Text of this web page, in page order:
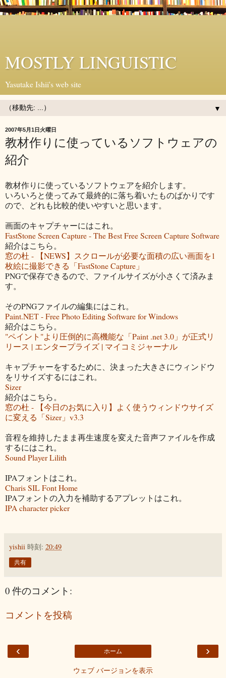
MOSTLY LINGUISTIC
Yasutake Ishii's web site
▼
2007年5月1日火曜日
教材作りに使っているソフトウェアの
紹介
教材作りに使っているソフトウェアを紹介します。
いろいろと使ってみて最終的に落ち着いたものばかりです
ので、どれも比較的使いやすいと思います。
画面のキャプチャーにはこれ。
FastStone Screen Capture - The Best Free Screen Capture Software
紹介はこちら。
窓の杜 - 【NEWS】スクロールが必要な面積の広い画面を1
枚絵に撮影できる「FastStone Capture」
PNGで保存できるので、ファイルサイズが小さくて済みま
す。
そのPNGファイルの編集にはこれ。
Paint.NET - Free Photo Editing Software for Windows
紹介はこちら。
"ペイント"より圧倒的に高機能な「Paint .net 3.0」が正式リ
リース | エンタープライズ | マイコミジャーナル
キャプチャーをするために、決まった大きさにウィンドウ
をリサイズするにはこれ。
Sizer
紹介はこちら。
窓の杜 - 【今日のお気に入り】よく使うウィンドウサイズ
に変える「Sizer」v3.3
音程を維持したまま再生速度を変えた音声ファイルを作成
するにはこれ。
Sound Player Lilith
IPAフォントはこれ。
Charis SIL Font Home
IPAフォントの入力を補助するアプレットはこれ。
IPA character picker
yishii 時刻: 20:49
共有
0 件のコメント:
コメントを投稿
‹ ›
ホーム
ウェブ バージョンを表示